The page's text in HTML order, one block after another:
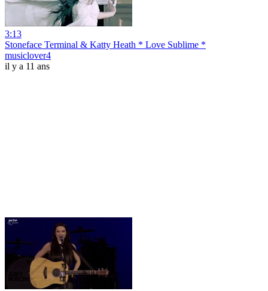
3:13
Stoneface Terminal & Katty Heath * Love Sublime *
musiclover4
il y a 11 ans